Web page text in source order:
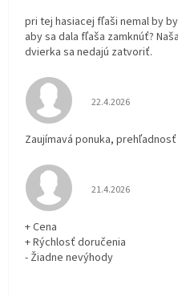
pri tej hasiacej fľaši nemal by
aby sa dala fľaša zamknúť?
dvierka sa nedajú zatvoriť.
Hodnotenie
22.4.2026
Zaujímavá ponuka, prehľadnosť
Hodnotenie
21.4.2026
+ Cena
+ Rýchlosť doručenia
- Žiadne nevýhody